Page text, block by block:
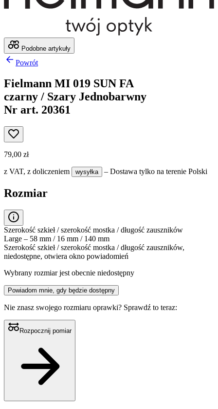
Podobne artykuły
Powrót
Fielmann MI 019 SUN FA
czarny / Szary Jednobarwny
Nr art. 20361
79,00 zł
z VAT, z doliczeniem wysyłka – Dostawa tylko na terenie Polski
Rozmiar
Szerokość szkieł / szerokość mostka / długość zauszników
Large – 58 mm / 16 mm / 140 mm
Szerokość szkieł / szerokość mostka / długość zauszników,
niedostępne, otwiera okno powiadomień
Wybrany rozmiar jest obecnie niedostępny
Powiadom mnie, gdy będzie dostępny
Nie znasz swojego rozmiaru oprawki? Sprawdź to teraz:
Rozpocznij pomiar